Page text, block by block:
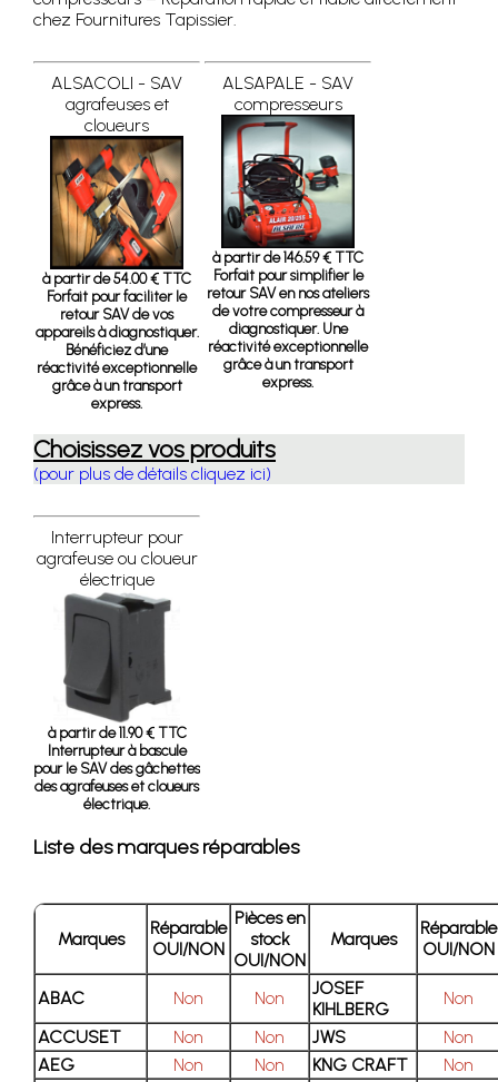
chez Fournitures Tapissier.
ALSACOLI - SAV
agrafeuses et
cloueurs
à partir de 54.00 € TTC
Forfait pour faciliter le
retour SAV de vos
appareils à diagnostiquer.
Bénéficiez d’une
réactivité exceptionnelle
grâce à un transport
express.
ALSAPALE - SAV
compresseurs
à partir de 146.59 € TTC
Forfait pour simplifier le
retour SAV en nos ateliers
de votre compresseur à
diagnostiquer. Une
réactivité exceptionnelle
grâce à un transport
express.
Choisissez vos produits
(pour plus de détails cliquez ici)
Interrupteur pour
agrafeuse ou cloueur
électrique
à partir de 11.90 € TTC
Interrupteur à bascule
pour le SAV des gâchettes
des agrafeuses et cloueurs
électrique.
Liste des marques réparables
Marques
Réparable
OUI/NON
Pièces en
stock
OUI/NON
Marques
Réparable
OUI/NON
ABAC Non Non
JOSEF
KIHLBERG
Non
ACCUSET
Non Non JWS
Non
AEG
Non Non KNG CRAFT Non